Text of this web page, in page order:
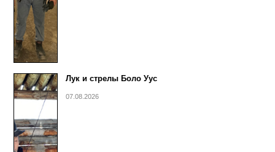
Лук и стрелы Боло Уус
07.08.2026